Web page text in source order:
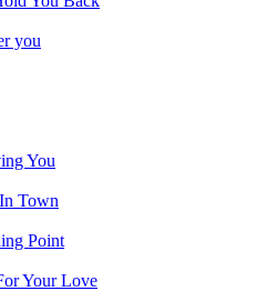
you
You
Town
Point
Your Love